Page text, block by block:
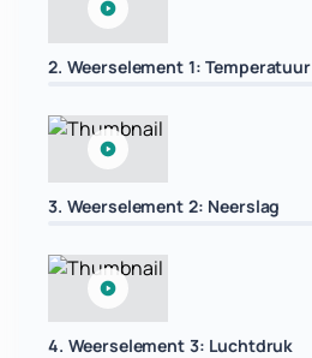
2. Weerselement 1: Temperatuur
3. Weerselement 2: Neerslag
4. Weerselement 3: Luchtdruk